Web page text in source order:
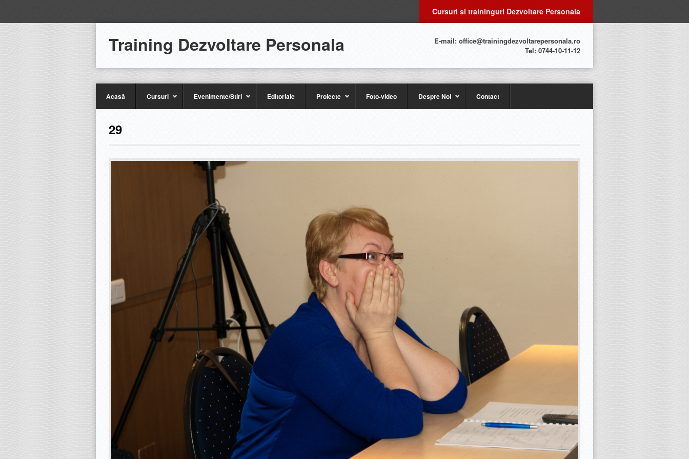
Cursuri si traininguri Dezvoltare Personala
Training Dezvoltare Personala
E-mail: office@trainingdezvoltarepersonala.ro
Tel: 0744-10-11-12
Acasă Cursuri Evenimente/Stiri Editoriale Proiecte Foto-video Despre Noi Contact
29